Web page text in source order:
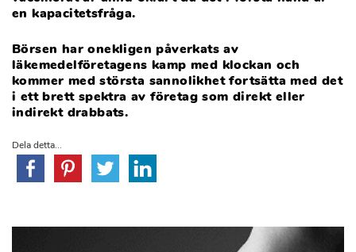
en kapacitetsfråga.
Börsen har onekligen påverkats av
läkemedelföretagens kamp med klockan och
kommer med största sannolikhet fortsätta med det
i ett brett spektra av företag som direkt eller
indirekt drabbats.
Dela detta...